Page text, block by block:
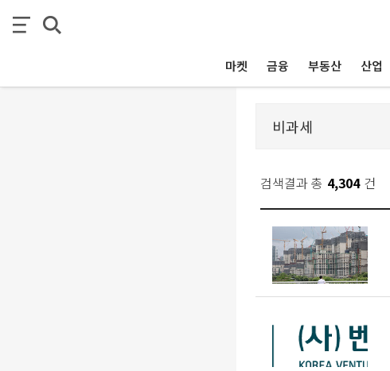
마켓 금융 부동산 산업
검색결과 총 4,304 건